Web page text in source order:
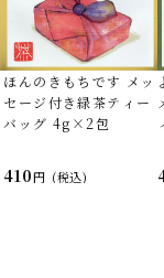
ほんのきもちです メッ
セージ付き緑茶ティー
バッグ 4g×2包
410 (税込)